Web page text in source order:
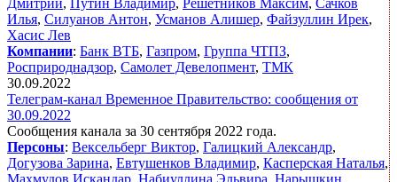
Дмитрий, Путин Владимир, Решетников Максим, Сачков
Илья, Силуанов Антон, Усманов Алишер, Файзуллин Ирек,
Хасис Лев
Компании: Банк ВТБ, Газпром, Группа ЧТПЗ,
Росприроднадзор, Самолет Девелопмент, ТМК
30.09.2022
Телеграм-канал Временное Правительство: сообщения от
30.09.2022
Сообщения канала за 30 сентября 2022 года.
Персоны: Вексельберг Виктор, Галицкий Александр,
Догузова Зарина, Евтушенков Владимир, Касперская Наталья,
Махмудов Искандар, Набиуллина Эльвира, Нарышкин